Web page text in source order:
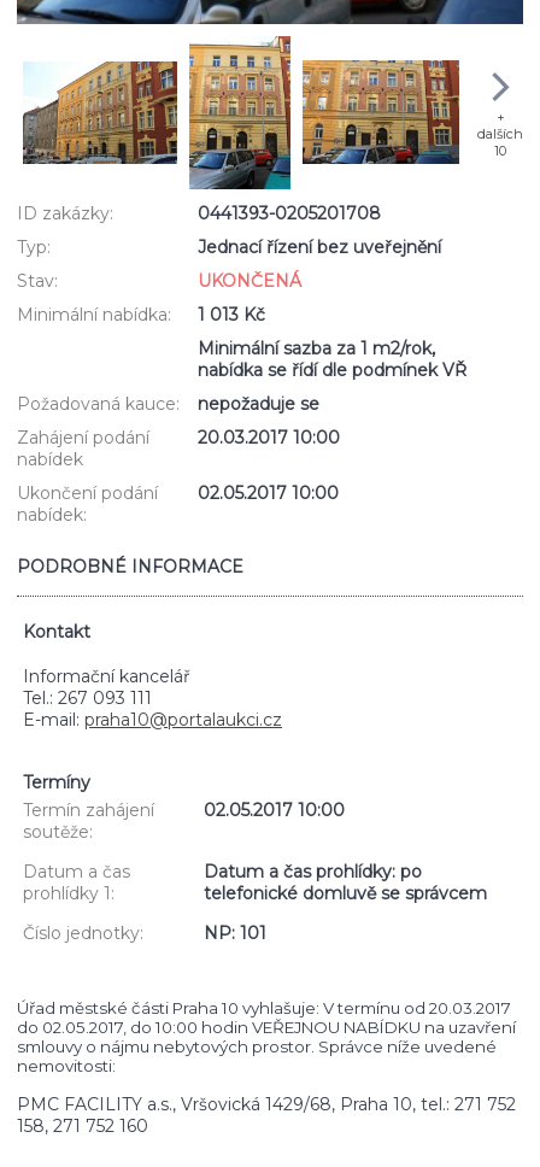
+
dalších
10
ID zakázky:
0441393-0205201708
Typ:
Jednací řízení bez uveřejnění
Stav:
UKONČENÁ
Minimální nabídka:
1 013 Kč
Minimální sazba za 1 m2/rok,
nabídka se řídí dle podmínek VŘ
Požadovaná kauce:
nepožaduje se
Zahájení podání
nabídek
20.03.2017 10:00
Ukončení podání
nabídek:
02.05.2017 10:00
PODROBNÉ INFORMACE
Kontakt
Informační kancelář
Tel.: 267 093 111
E-mail: praha10@portalaukci.cz
Termíny
Termín zahájení
soutěže:
02.05.2017 10:00
Datum a čas
prohlídky 1:
Datum a čas prohlídky: po
telefonické domluvě se správcem
Číslo jednotky:
NP: 101
Úřad městské části Praha 10 vyhlašuje: V termínu od 20.03.2017
do 02.05.2017, do 10:00 hodin VEŘEJNOU NABÍDKU na uzavření
smlouvy o nájmu nebytových prostor. Správce níže uvedené
nemovitosti:
PMC FACILITY a.s., Vršovická 1429/68, Praha 10, tel.: 271 752
158, 271 752 160